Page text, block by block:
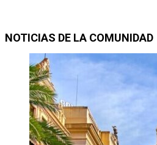
NOTICIAS DE LA COMUNIDAD